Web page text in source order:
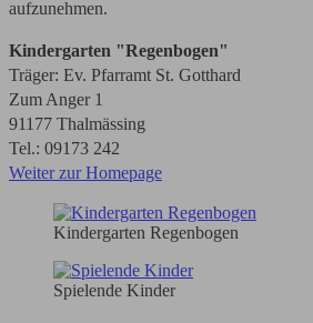
aufzunehmen.
Kindergarten "Regenbogen"
Träger: Ev. Pfarramt St. Gotthard
Zum Anger 1
91177 Thalmässing
Tel.: 09173 242
Weiter zur Homepage
Kindergarten Regenbogen
Spielende Kinder